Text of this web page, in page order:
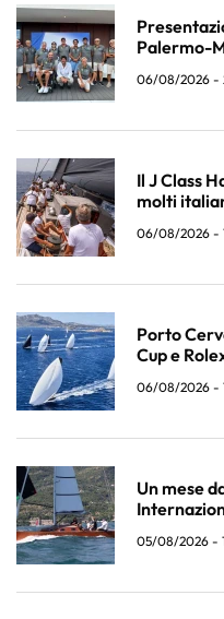
Palermo-
06/08/2026 -
Il J Class
molti
06/08/2026 -
Porto
Cup e
06/08/2026 -
Un mese
05/08/2026 -